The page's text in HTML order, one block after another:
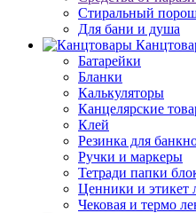
Стиральный
Для бани и душа
Батарейки
Бланки
Калькуляторы
Канцелярские
Клей
Резинка для
Ручки и маркеры
Тетради папки
Ценники и этикет
Чековая и термо